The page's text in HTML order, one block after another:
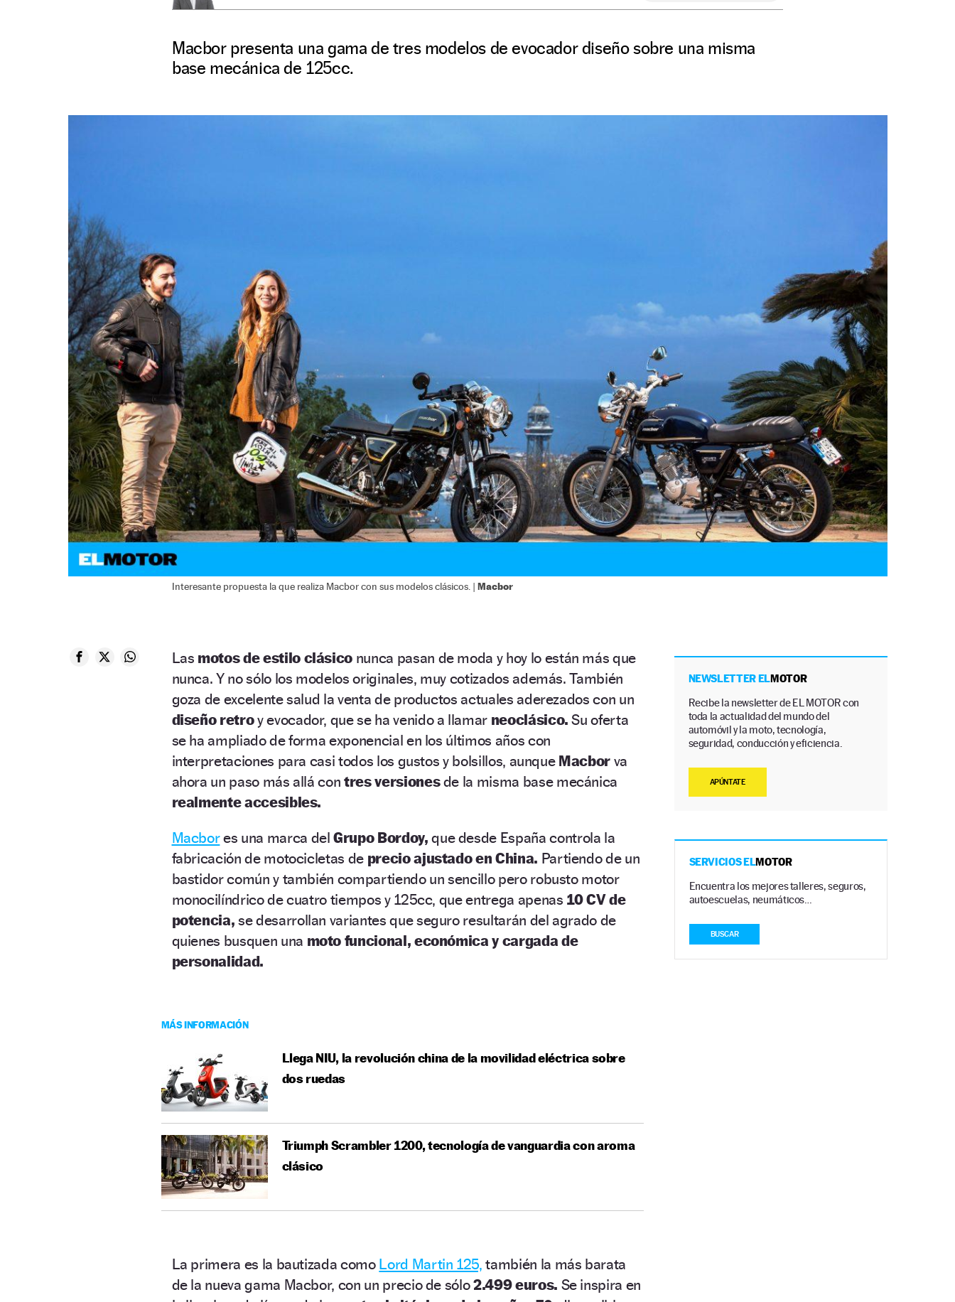
Macbor presenta una gama de tres modelos de evocador diseño sobre una misma
base mecánica de 125cc.
Interesante propuesta la que realiza Macbor con sus modelos clásicos. | Macbor
Las motos de estilo clásico nunca pasan de moda y hoy lo están más que
nunca. Y no sólo los modelos originales, muy cotizados además. También
goza de excelente salud la venta de productos actuales aderezados con un
diseño retroy evocador, que se ha venido a llamar neoclásico. Su oferta
se ha ampliado de forma exponencial en los últimos años con
interpretaciones para casi todos los gustos y bolsillos, aunque Macbor va
ahora un paso más allá con tres versionesde la misma base mecánica
realmente accesibles.
Macbores una marca delGrupo Bordoy, que desde España controla la
fabricación de motocicletas de precio ajustado en China. Partiendo de un
bastidor común y también compartiendo un sencillo pero robusto motor
monocilíndrico de cuatro tiempos y 125cc, que entrega apenas 10 CV de
potencia, se desarrollan variantes que seguro resultarán del agrado de
quienes busquen una moto funcional, económica y cargada de
personalidad.
MÁS INFORMACIÓN
Llega NIU, la revolución china de la movilidad eléctrica sobre
dos ruedas
Triumph Scrambler 1200, tecnología de vanguardia con aroma
clásico
La primera es la bautizada como Lord Martin 125, también la más barata
de la nueva gama Macbor, con un precio de sólo2.499 euros. Se inspira en
NEWSLETTER ELMOTOR
Recibe la newsletter de EL MOTOR con
toda la actualidad del mundo del
automóvil y la moto, tecnología,
seguridad, conducción y eficiencia.
APÚNTATE
SERVICIOS ELMOTOR
Encuentra los mejores talleres, seguros,
autoescuelas, neumáticos…
BUSCAR